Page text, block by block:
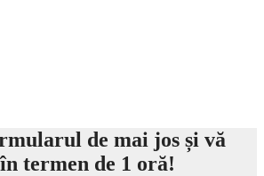
de mai jos și vă
termen de 1 oră!